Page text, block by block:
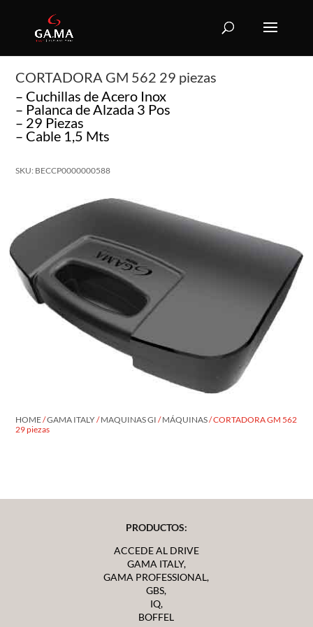
CORTADORA GM 562 29 piezas
– Cuchillas de Acero Inox
– Palanca de Alzada 3 Pos
– 29 Piezas
– Cable 1,5 Mts
SKU: BECCP0000000588
HOME/GAMA ITALY/MAQUINAS GI /MÁQUINAS/ CORTADORA GM 562
29 piezas
PRODUCTOS:
ACCEDE AL DRIVE
GAMA ITALY,
GAMA PROFESSIONAL,
GBS,
IQ,
BOFFEL